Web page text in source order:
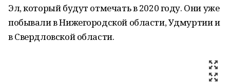
Эл, который будут отмечать в 2020 году. Они уже
побывали в Нижегородской области, Удмуртии и
в Свердловской области.